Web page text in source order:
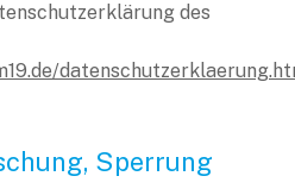
des
Sperrung